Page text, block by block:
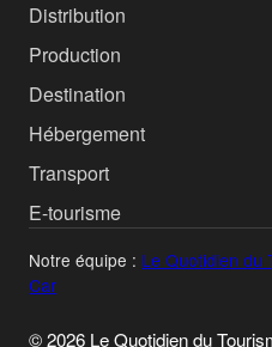
Distribution
Production
Destination
Hébergement
Transport
E-tourisme
Notre équipe : Le Quotidien du
Car
© 2026 Le Quotidien du